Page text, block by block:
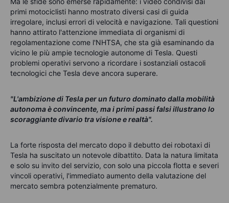
primi motociclisti hanno mostrato diversi casi di guida
irregolare, inclusi errori di velocità e navigazione. Tali questioni
hanno attirato l'attenzione immediata di organismi di
regolamentazione come l'NHTSA, che sta già esaminando da
vicino le più ampie tecnologie autonome di Tesla. Questi
problemi operativi servono a ricordare i sostanziali ostacoli
tecnologici che Tesla deve ancora superare.
"L'ambizione di Tesla per un futuro dominato dalla mobilità
autonoma è convincente, ma i primi passi falsi illustrano lo
scoraggiante divario tra visione e realtà".
La forte risposta del mercato dopo il debutto dei robotaxi di
Tesla ha suscitato un notevole dibattito. Data la natura limitata
e solo su invito del servizio, con solo una piccola flotta e severi
vincoli operativi, l'immediato aumento della valutazione del
mercato sembra potenzialmente prematuro.